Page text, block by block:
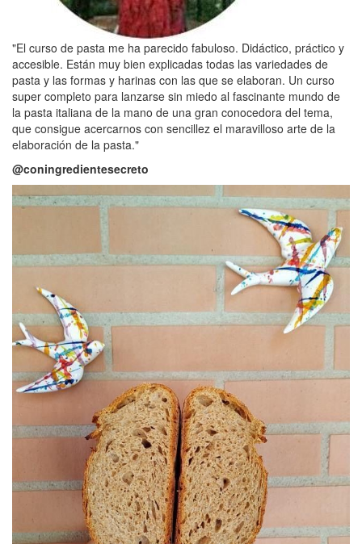
"El curso de pasta me ha parecido fabuloso. Didáctico, práctico y
accesible. Están muy bien explicadas todas las variedades de
pasta y las formas y harinas con las que se elaboran. Un curso
super completo para lanzarse sin miedo al fascinante mundo de
la pasta italiana de la mano de una gran conocedora del tema,
que consigue acercarnos con sencillez el maravilloso arte de la
elaboración de la pasta."
@coningredientesecreto